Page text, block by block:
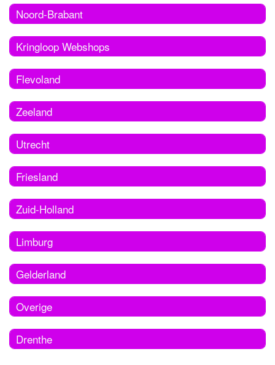
Noord-Brabant
Kringloop Webshops
Flevoland
Zeeland
Utrecht
Friesland
Zuid-Holland
Limburg
Gelderland
Overige
Drenthe